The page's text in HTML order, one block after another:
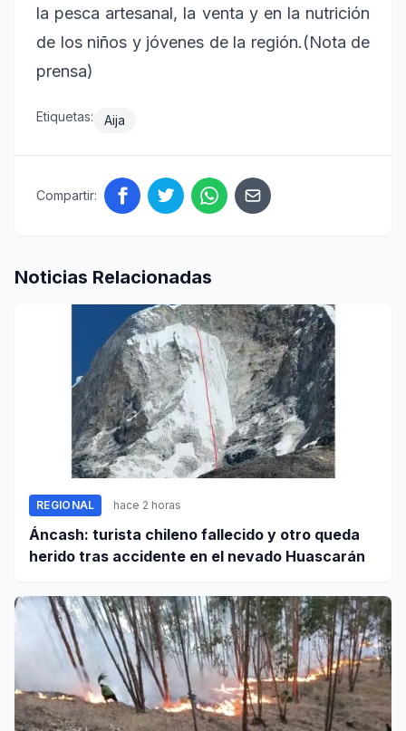
la pesca artesanal, la venta y en la nutrición
de los niños y jóvenes de la región.(Nota de
prensa)
Etiquetas: Aija
Compartir:
Noticias Relacionadas
REGIONAL hace 2 horas
Áncash: turista chileno fallecido y otro queda
herido tras accidente en el nevado Huascarán